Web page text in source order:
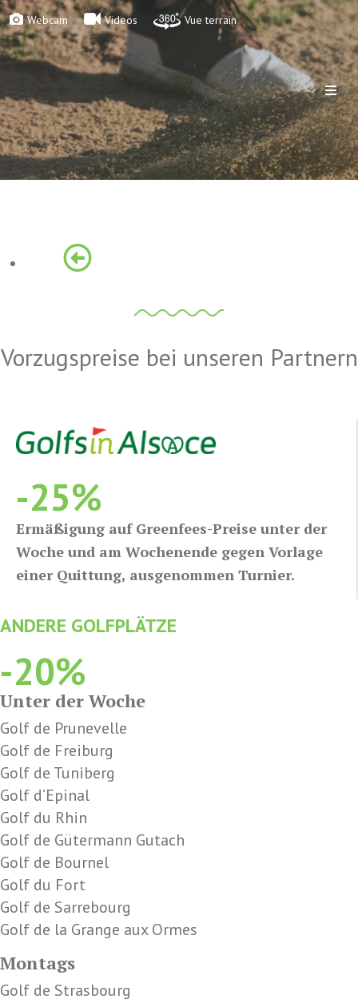
Webcam Videos Vue terrain
Vorzugspreise bei unseren Partnern
-25%
Ermäßigung auf Greenfees-Preise unter der
Woche und am Wochenende gegen Vorlage
einer Quittung, ausgenommen Turnier.
ANDERE GOLFPLÄTZE
-20%
Unter der Woche
Golf de Prunevelle
Golf de Freiburg
Golf de Tuniberg
Golf d’Epinal
Golf du Rhin
Golf de Gütermann Gutach
Golf de Bournel
Golf du Fort
Golf de Sarrebourg
Golf de la Grange aux Ormes
Montags
Golf de Strasbourg